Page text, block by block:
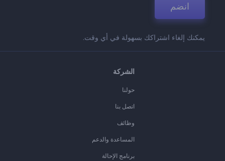
انضم
يمكنك إلغاء اشتراكك بسهولة في أي وقت.
الشركة
حولنا
اتصل بنا
وظائف
المساعدة والدعم
برنامج الإحالة